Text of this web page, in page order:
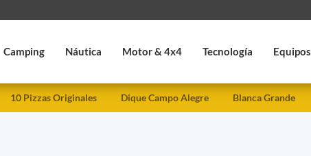
Camping Náutica Motor & 4x4 Tecnología Equipos
10 Pizzas Originales Dique Campo Alegre Blanca Grande